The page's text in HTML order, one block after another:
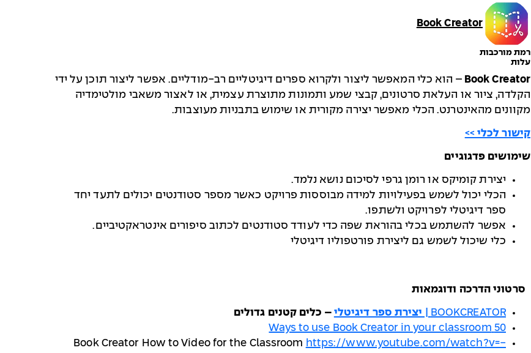
Book Creator
רמת מורכבות
עלות
Book Creator – הוא כלי המאפשר ליצור ולקרוא ספרים דיגיטליים רב-מודליים. אפשר ליצור תוכן על ידי
הקלדה, ציור או העלאת סרטונים, קבצי שמע ותמונות מתוצרת עצמית, או לאצור משאבי מולטימדיה
מקוונים מהאינטרנט. הכלי מאפשר יצירה מקורית או שימוש בתבניות מעוצבות.
קישור לכלי >>
שימושים פדגוגיים
יצירת קומיקס או רומן גרפי לסיכום נושא נלמד.
הכלי יכול לשמש בפעילויות למידה מבוססות פרויקט כאשר מספר סטודנטים יכולים לתעד יחד
ספר דיגיטלי לפרויקט ולשתפו.
אפשר להשתמש בכלי בהוראת שפה כדי לעודד סטודנטים לכתוב סיפורים אינטראקטיביים.
כלי שיכול לשמש גם ליצירת פורטפוליו דיגיטלי
סרטוני הדרכה ודוגמאות
BOOKCREATOR | יצירת ספר דיגיטלי – כלים קטנים גדולים
50 Ways to use Book Creator in your classroom
Book Creator How to Video for the Classroom https://www.youtube.com/watch?v=-